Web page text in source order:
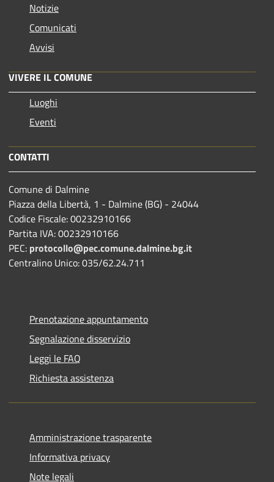
Notizie
Comunicati
Avvisi
VIVERE IL COMUNE
Luoghi
Eventi
CONTATTI
Comune di Dalmine
Piazza della Libertà, 1 - Dalmine (BG) - 24044
Codice Fiscale: 00232910166
Partita IVA: 00232910166
PEC: protocollo@pec.comune.dalmine.bg.it
Centralino Unico: 035/62.24.711
Prenotazione appuntamento
Segnalazione disservizio
Leggi le FAQ
Richiesta assistenza
Amministrazione trasparente
Informativa privacy
Note legali